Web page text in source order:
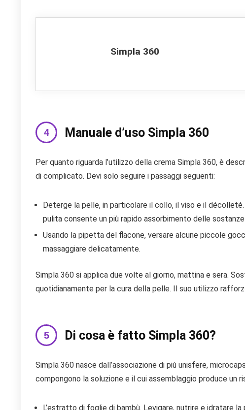
Simpla 360
Manuale d’uso Simpla 360
Per quanto riguarda l’utilizzo della crema Simpla 360, è
di complicato. Devi solo seguire i passaggi seguenti:
Deterge la pelle, in particolare il collo, il viso e il
pulita consente un più rapido assorbimento delle
Usando la pipetta del flacone, versare alcune piccole
massaggiare delicatamente.
Simpla 360 si applica due volte al giorno, mattina e sera.
quotidianamente per la cura della pelle. Il suo utilizzo
Di cosa è fatto Simpla 360?
Simpla 360 nasce dall’associazione di più unisfere,
compongono la soluzione e il cui assemblaggio produce un
L’estratto di foglie di bambù. Levigare, nutrire e idratare